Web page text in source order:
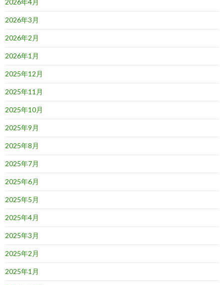
2026年4月
2026年3月
2026年2月
2026年1月
2025年12月
2025年11月
2025年10月
2025年9月
2025年8月
2025年7月
2025年6月
2025年5月
2025年4月
2025年3月
2025年2月
2025年1月